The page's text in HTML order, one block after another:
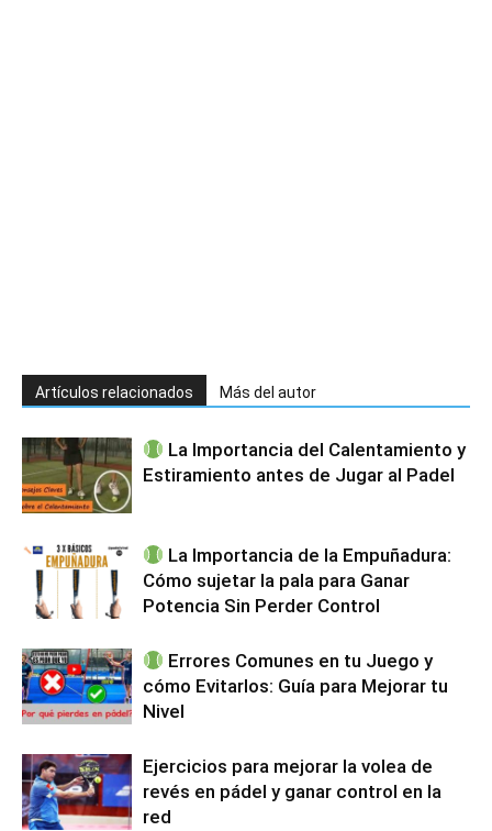
Artículos relacionados Más del autor
La Importancia del Calentamiento y
Estiramiento antes de Jugar al Padel
La Importancia de la Empuñadura:
Cómo sujetar la pala para Ganar
Potencia Sin Perder Control
Errores Comunes en tu Juego y
cómo Evitarlos: Guía para Mejorar tu
Nivel
Ejercicios para mejorar la volea de
revés en pádel y ganar control en la
red